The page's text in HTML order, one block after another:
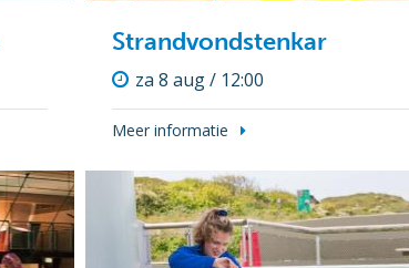
Strandvondstenkar
za 8 aug / 12:00
Meer informatie